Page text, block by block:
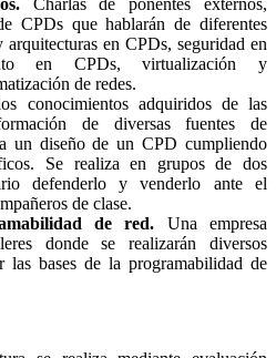
Charlas de ponentes externos,
CPDs que hablarán de diferentes
arquitecturas en CPDs, seguridad en
en CPDs, virtualización y
de redes.
conocimientos adquiridos de las
de diversas fuentes de
un diseño de un CPD cumpliendo
Se realiza en grupos de dos
defenderlo y venderlo ante el
de clase.
de red. Una empresa
donde se realizarán diversos
las bases de la programabilidad de